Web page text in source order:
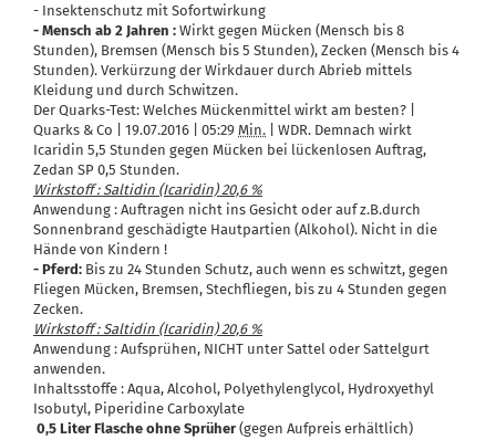
- Insektenschutz mit Sofortwirkung
- Mensch ab 2 Jahren : Wirkt gegen Mücken (Mensch bis 8
Stunden), Bremsen (Mensch bis 5 Stunden), Zecken (Mensch bis 4
Stunden). Verkürzung der Wirkdauer durch Abrieb mittels
Kleidung und durch Schwitzen.
Der Quarks-Test: Welches Mückenmittel wirkt am besten? |
Quarks & Co | 19.07.2016 | 05:29 Min. | WDR. Demnach wirkt
Icaridin 5,5 Stunden gegen Mücken bei lückenlosen Auftrag,
Zedan SP 0,5 Stunden.
Wirkstoff : Saltidin (Icaridin) 20,6 %
Anwendung : Auftragen nicht ins Gesicht oder auf z.B.durch
Sonnenbrand geschädigte Hautpartien (Alkohol). Nicht in die
Hände von Kindern !
- Pferd: Bis zu 24 Stunden Schutz, auch wenn es schwitzt, gegen
Fliegen Mücken, Bremsen, Stechfliegen, bis zu 4 Stunden gegen
Zecken.
Wirkstoff : Saltidin (Icaridin) 20,6 %
Anwendung : Aufsprühen, NICHT unter Sattel oder Sattelgurt
anwenden.
Inhaltsstoffe : Aqua, Alcohol, Polyethylenglycol, Hydroxyethyl
Isobutyl, Piperidine Carboxylate
0,5 Liter Flasche ohne Sprüher(gegen Aufpreis erhältlich)